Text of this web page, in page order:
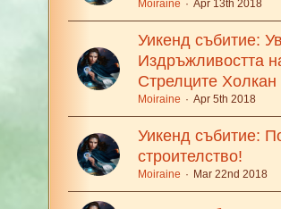
Moiraine Apr 13th 2018
Уикенд събитие:
Издръжливостта
Стрелците Холкан
Moiraine Apr 5th 2018
Уикенд събитие:
строителство!
Moiraine Mar 22nd 2018